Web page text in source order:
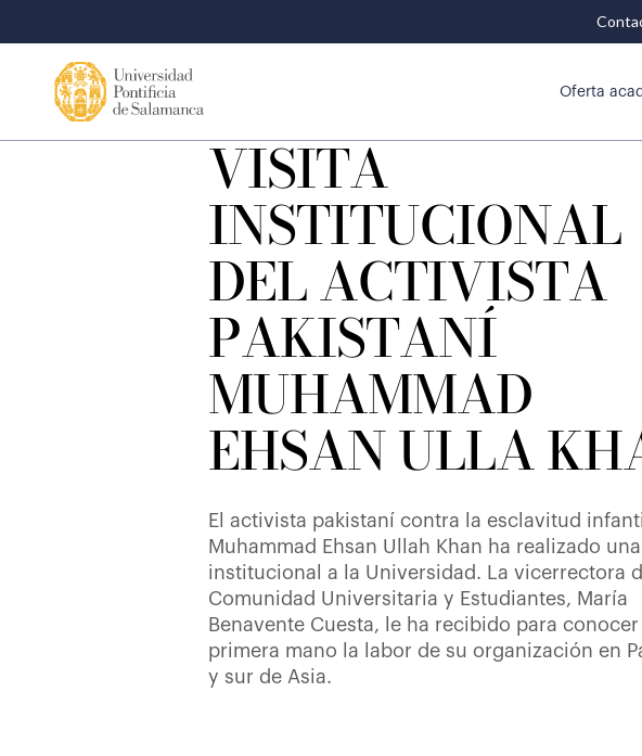
Oferta
VISITA
INSTITUCIONAL
DEL ACTIVISTA
PAKISTANÍ
MUHAMMAD
EHSAN ULLA
El activista pakistaní contra la esclavitud infantil
Muhammad Ehsan Ullah Khan ha realizado
institucional a la Universidad. La vicerrectora
Comunidad Universitaria y Estudiantes, María
Benavente Cuesta, le ha recibido para conocer
primera mano la labor de su organización en
y sur de Asia.